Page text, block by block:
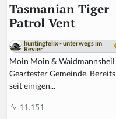
Tasmanian Tiger
Patrol Vent
huntingfelix - unterwegs im
Revier
Moin Moin & Waidmannsheil
Geartester Gemeinde. Bereits
seit einigen...
11.151